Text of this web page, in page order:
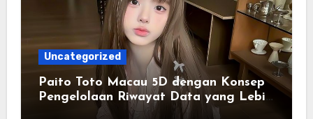
Uncategorized
Paito Toto Macau 5D dengan Konsep
Pengelolaan Riwayat Data yang Lebih
Lengkap dan Sistematis